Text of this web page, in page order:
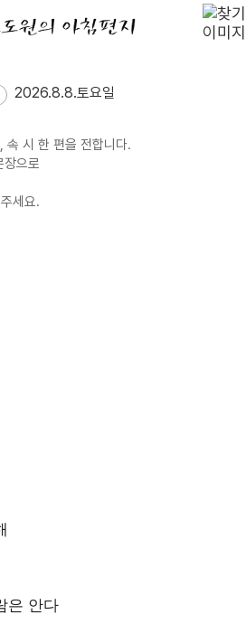
2026.8.8.토요일
, 속 시 한 편을 전합니다.
장으로
세요.
은 안다